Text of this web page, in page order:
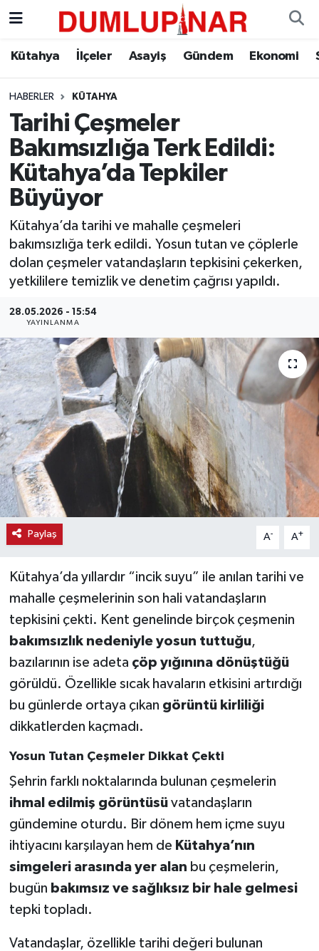
Kütahya İlçeler Asayiş Gündem Ekonomi
HABERLER KÜTAHYA
Tarihi Çeşmeler
Bakımsızlığa Terk Edildi:
Kütahya’da Tepkiler
Büyüyor
Kütahya’da tarihi ve mahalle çeşmeleri
bakımsızlığa terk edildi. Yosun tutan ve çöplerle
dolan çeşmeler vatandaşların tepkisini çekerken,
yetkililere temizlik ve denetim çağrısı yapıldı.
28.05.2026 - 15:54
YAYINLANMA
Paylaş A- A+
Kütahya’da yıllardır “incik suyu” ile anılan tarihi ve
mahalle çeşmelerinin son hali vatandaşların
tepkisini çekti. Kent genelinde birçok çeşmenin
bakımsızlık nedeniyle yosun tuttuğu,
bazılarının ise adeta çöp yığınına dönüştüğü
görüldü. Özellikle sıcak havaların etkisini artırdığı
bu günlerde ortaya çıkan görüntü kirliliği
dikkatlerden kaçmadı.
Yosun Tutan Çeşmeler Dikkat Çekti
Şehrin farklı noktalarında bulunan çeşmelerin
ihmal edilmiş görüntüsüvatandaşların
gündemine oturdu. Bir dönem hem içme suyu
ihtiyacını karşılayan hem de Kütahya’nın
simgeleri arasında yer alan bu çeşmelerin,
bugün bakımsız ve sağlıksız bir hale gelmesi
tepki topladı.
Vatandaşlar, özellikle tarihi değeri bulunan
Asayiş
Diğer
Dünya
Eğitim
Ekonomi
Eleman
Emlak
Gündem
Haber
Haber İlanlar
Kültür-Sanat
Magazin
Resmi İlanlar
Sağlık
Siyaset
Vasıta
Yaşam
Kütahya Hava Durumu
Kütahya Trafik Yoğunluk Haritası
Süper Lig Puan Durumu ve Fikstür
Tüm Manşetler
Son Dakika Haberleri
Haber Arşivi